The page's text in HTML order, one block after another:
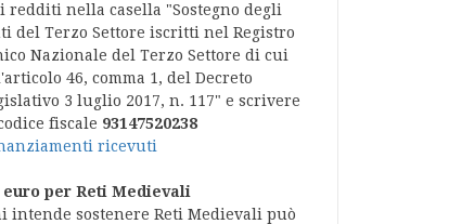
redditi nella casella "Sostegno degli
del Terzo Settore iscritti nel Registro
Nazionale del Terzo Settore di cui
46, comma 1, del Decreto
3 luglio 2017, n. 117" e scrivere
fiscale 93147520238
ricevuti
euro per Reti Medievali
intende sostenere Reti Medievali può